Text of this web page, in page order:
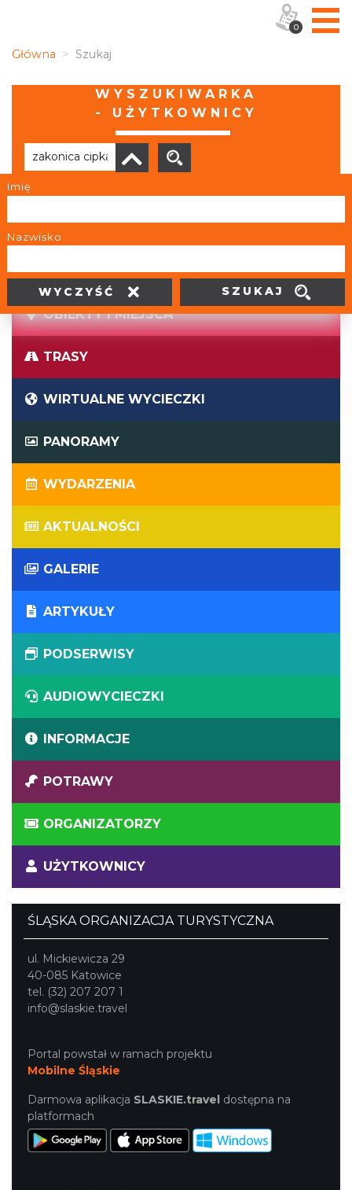
Główna Szukaj
WYSZUKIWARKA
- UŻYTKOWNICY
Imię
Nazwisko
WYCZYŚĆ SZUKAJ
Brak wyników
OBIEKTY I MIEJSCA
TRASY
WIRTUALNE WYCIECZKI
PANORAMY
WYDARZENIA
AKTUALNOŚCI
GALERIE
ARTYKUŁY
PODSERWISY
AUDIOWYCIECZKI
INFORMACJE
POTRAWY
ORGANIZATORZY
UŻYTKOWNICY
ŚLĄSKA ORGANIZACJA TURYSTYCZNA
ul. Mickiewicza 29
40-085 Katowice
tel. (32) 207 207 1
info@slaskie.travel
Portal powstał w ramach projektu
Mobilne Śląskie
Darmowa aplikacja SLASKIE.travel dostępna na
platformach
0